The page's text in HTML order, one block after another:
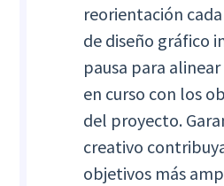
reorientación
de diseño gráfico
pausa para
en curso con los
del proyecto.
creativo
objetivos más